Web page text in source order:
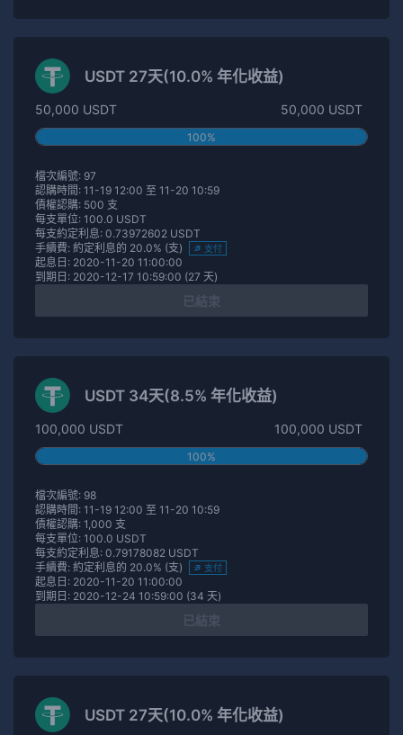
USDT 27天(10.0% 年化收益)
50,000 USDT 50,000 USDT
100%
檔次編號: 97
認購時間: 11-19 12:00 至 11-20 10:59
債權認購: 500 支
每支單位: 100.0 USDT
每支約定利息: 0.73972602 USDT
手續費: 約定利息的 20.0% (支)
支付
起息日: 2020-11-20 11:00:00
到期日: 2020-12-17 10:59:00 (27 天)
USDT 34天(8.5% 年化收益)
100,000 USDT 100,000 USDT
100%
檔次編號: 98
認購時間: 11-19 12:00 至 11-20 10:59
債權認購: 1,000 支
每支單位: 100.0 USDT
每支約定利息: 0.79178082 USDT
手續費: 約定利息的 20.0% (支)
支付
起息日: 2020-11-20 11:00:00
到期日: 2020-12-24 10:59:00 (34 天)
USDT 27天(10.0% 年化收益)